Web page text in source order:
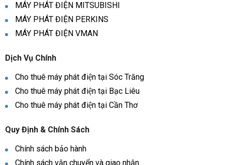
MÁY PHÁT ĐIỆN MITSUBISHI
MÁY PHÁT ĐIỆN PERKINS
MÁY PHÁT ĐIỆN VMAN
Dịch Vụ Chính
Cho thuê máy phát điện tại Sóc Trăng
Cho thuê máy phát điện tại Bạc Liêu
Cho thuê máy phát điện tại Cần Thơ
Quy Định & Chính Sách
Chính sách bảo hành
Chính sách vận chuyển và giao nhận